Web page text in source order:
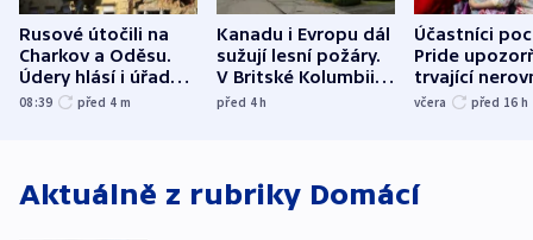
Rusové útočili na
Charkov a Oděsu.
Údery hlásí i úřady v
Bělgorodu
08:39 před 4 m
Kanadu i Evropu dál
sužují lesní požáry.
V Britské Kolumbii
evakuovali tisíce lidí
před 4h
Účastníci
Pride
trvající
včera před 16 h
Aktuálně z rubriky Domácí